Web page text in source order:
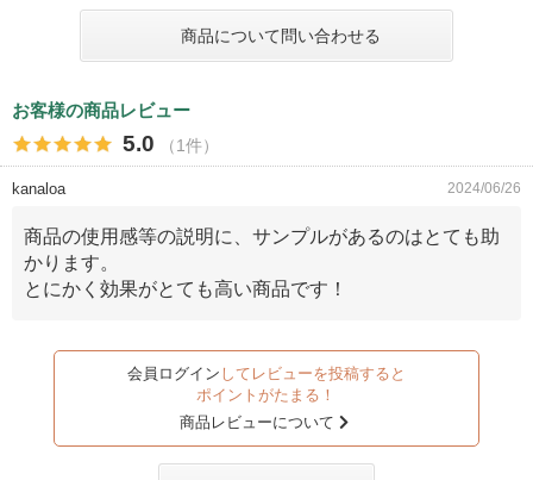
商品について問い合わせる
お客様の商品レビュー
5.0 （1件）
kanaloa 2024/06/26
商品の使用感等の説明に、サンプルがあるのはとても助
かります。
とにかく効果がとても高い商品です！
会員ログイン してレビューを投稿すると
ポイントがたまる！
商品レビューについて